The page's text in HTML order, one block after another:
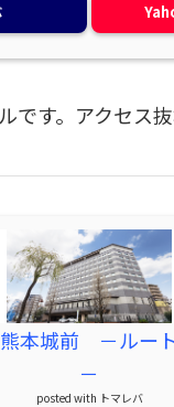
です。アクセス抜
本城前 －ルー
－
posted with トマレバ